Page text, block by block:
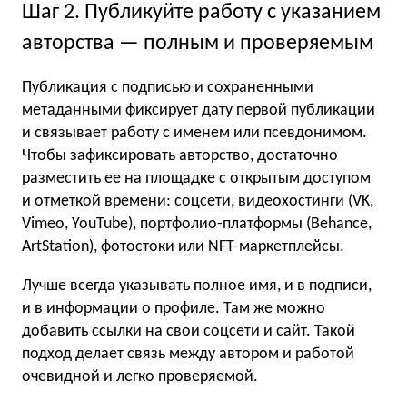
Шаг 2. Публикуйте работу с указанием
авторства — полным и проверяемым
Публикация с подписью и сохраненными
метаданными фиксирует дату первой публикации
и связывает работу с именем или псевдонимом.
Чтобы зафиксировать авторство, достаточно
разместить ее на площадке с открытым доступом
и отметкой времени: соцсети, видеохостинги (VK,
Vimeo, YouTube), портфолио-платформы (Behance,
ArtStation), фотостоки или NFT-маркетплейсы.
Лучше всегда указывать полное имя, и в подписи,
и в информации о профиле. Там же можно
добавить ссылки на свои соцсети и сайт. Такой
подход делает связь между автором и работой
очевидной и легко проверяемой.